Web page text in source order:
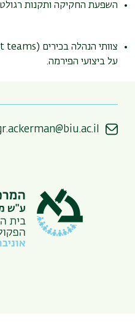
השפעת החקיקה ותקנות
על ביצועי הפירמה.